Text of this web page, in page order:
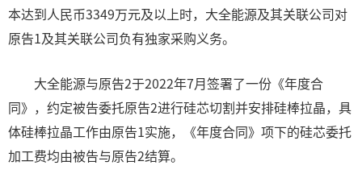
本达到人民币3349万元及以上时，大全能源及其关联公司对
原告1及其关联公司负有独家采购义务。
大全能源与原告2于2022年7月签署了一份《年度合
同》，约定被告委托原告2进行硅芯切割并安排硅棒拉晶，具
体硅棒拉晶工作由原告1实施，《年度合同》项下的硅芯委托
加工费均由被告与原告2结算。